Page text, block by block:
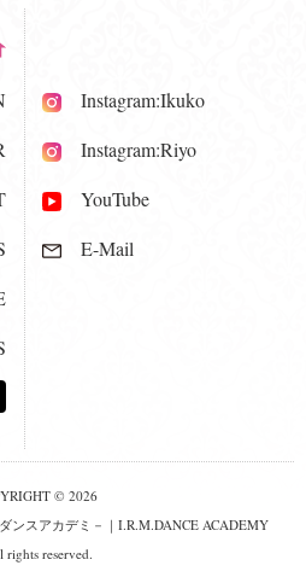
Instagram:Ikuko
Instagram:Riyo
YouTube
E-Mail
© 2026
ンスアカデミ－｜I.R.M.DANCE ACADEMY
rights reserved.